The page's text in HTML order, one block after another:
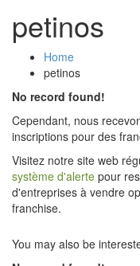
petinos
Home
petinos
No record found!
Cependant, nous
inscriptions pour des
Visitez notre site web
système d'alerte pour
d'entreprises à vendre
franchise.
You may also be